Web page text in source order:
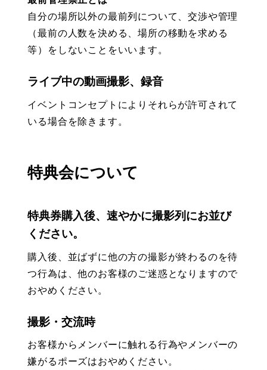
自分の場所以外の最前列について、交渉や管理
（最前の人数を決める、場所の移動を求める
等）をしないことをいいます。
ライブ中の動画撮影、録音
イベントコンセプトによりそれらが許可されて
いる場合を除きます。
特典会について
特典券購入後、速やかに撮影列にお並び
ください。
購入後、並ばずに他の方の撮影が終わるのを待
つ行為は、他のお客様のご迷惑となりますので
おやめください。
撮影・交流時
お客様からメンバーに触れる行為やメンバーの
嫌がるポーズはおやめください。